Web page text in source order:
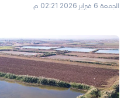
الجمعة 6 فبراير 2026 02:21 م